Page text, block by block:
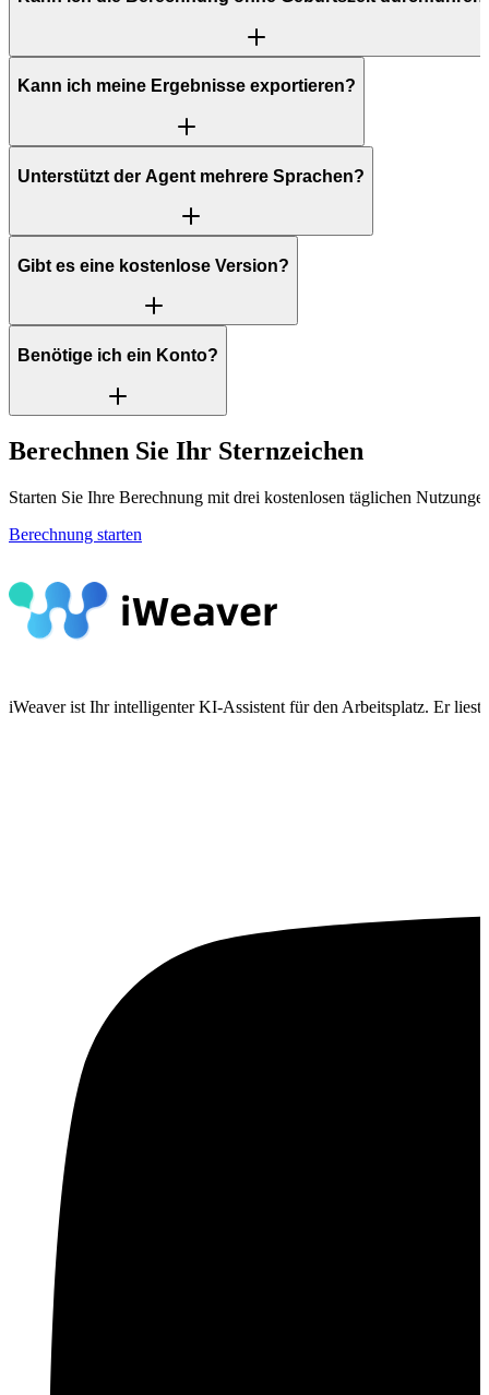
Kann ich meine Ergebnisse exportieren?
Unterstützt der Agent mehrere Sprachen?
Gibt es eine kostenlose Version?
Benötige ich ein Konto?
Berechnen Sie Ihr Sternzeichen
Starten Sie Ihre Berechnung mit drei kostenlosen täglichen
Berechnung starten
iWeaver ist Ihr intelligenter KI-Assistent für den Arbeitsplatz. Er